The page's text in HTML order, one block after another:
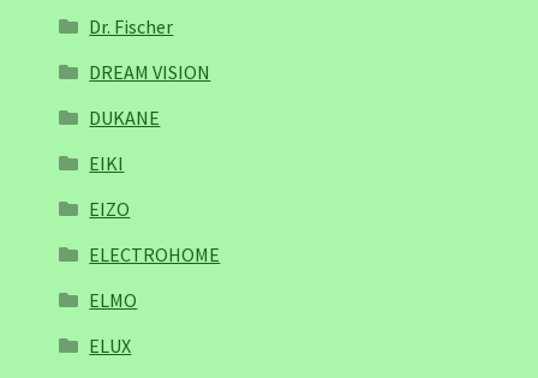
Dr. Fischer
DREAM VISION
DUKANE
EIKI
EIZO
ELECTROHOME
ELMO
ELUX